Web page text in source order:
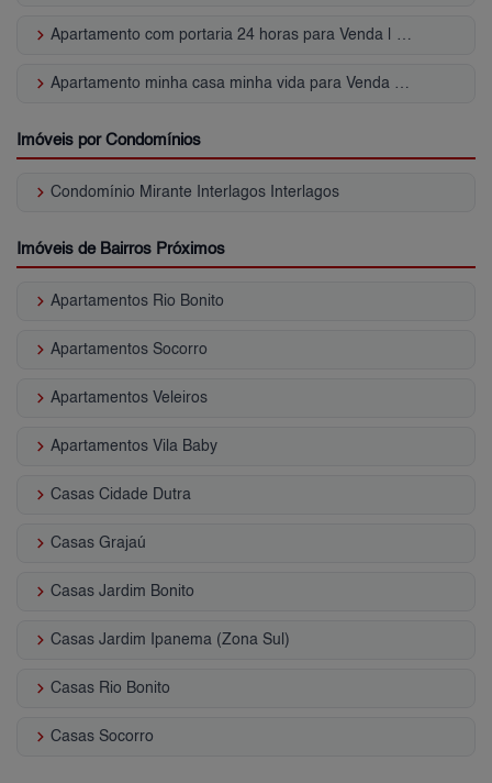
keyboard_arrow_right
keyboard_arrow_right
Imóveis por Condomínios
keyboard_arrow_right Condomínio Mirante Interlagos Interlagos
Imóveis de Bairros Próximos
keyboard_arrow_right Apartamentos Rio Bonito
keyboard_arrow_right Apartamentos Socorro
keyboard_arrow_right Apartamentos Veleiros
keyboard_arrow_right Apartamentos Vila Baby
keyboard_arrow_right Casas Cidade Dutra
keyboard_arrow_right Casas Grajaú
keyboard_arrow_right Casas Jardim Bonito
keyboard_arrow_right Casas Jardim Ipanema (Zona Sul)
keyboard_arrow_right Casas Rio Bonito
keyboard_arrow_right Casas Socorro